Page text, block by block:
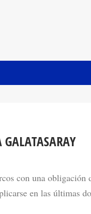
con una obligación
en las últimas